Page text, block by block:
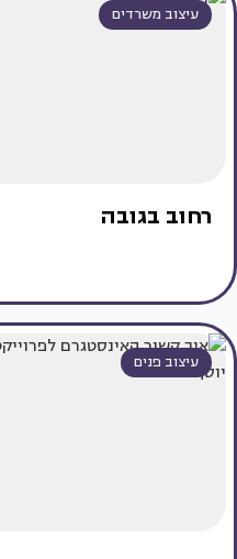
עיצוב משרדים
רחוב בגובה
עיצוב פנים